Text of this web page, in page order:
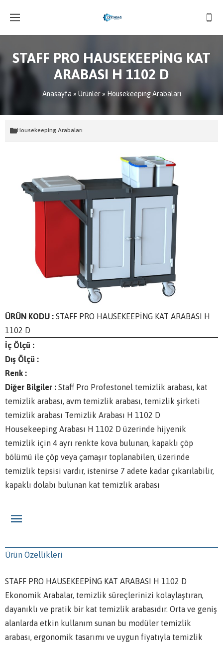
STAFF PRO HAUSEKEEPİNG KAT
ARABASI H 1102 D
Anasayfa » Ürünler» Housekeeping Arabaları
Housekeeping Arabaları
ÜRÜN KODU : STAFF PRO HAUSEKEEPİNG KAT ARABASI H
1102 D
İç Ölçü :
Dış Ölçü :
Renk :
Diğer Bilgiler : Staff Pro Profestonel temizlik arabası, kat
temizlik arabası, avm temizlik arabası, temizlik şirketi
temizlik arabası Temizlik Arabası H 1102 D
Housekeeping Arabası H 1102 D üzerinde hijyenik
temizlik için 4 ayrı renkte kova bulunan, kapaklı çöp
bölümü ile çöp veya çamaşır toplanabilen, üzerinde
temizlik tepsisi vardır, istenirse 7 adete kadar çıkarılabilir,
kapaklı dolabı bulunan kat temizlik arabası
Ürün Özellikleri
STAFF PRO HAUSEKEEPİNG KAT ARABASI H 1102 D
Ekonomik Arabalar, temizlik süreçlerinizi kolaylaştıran,
dayanıklı ve pratik bir kat temizlik arabasıdır. Orta ve geniş
alanlarda etkin kullanım sunan bu modüler temizlik
arabası, ergonomik tasarımı ve uygun fiyatıyla temizlik